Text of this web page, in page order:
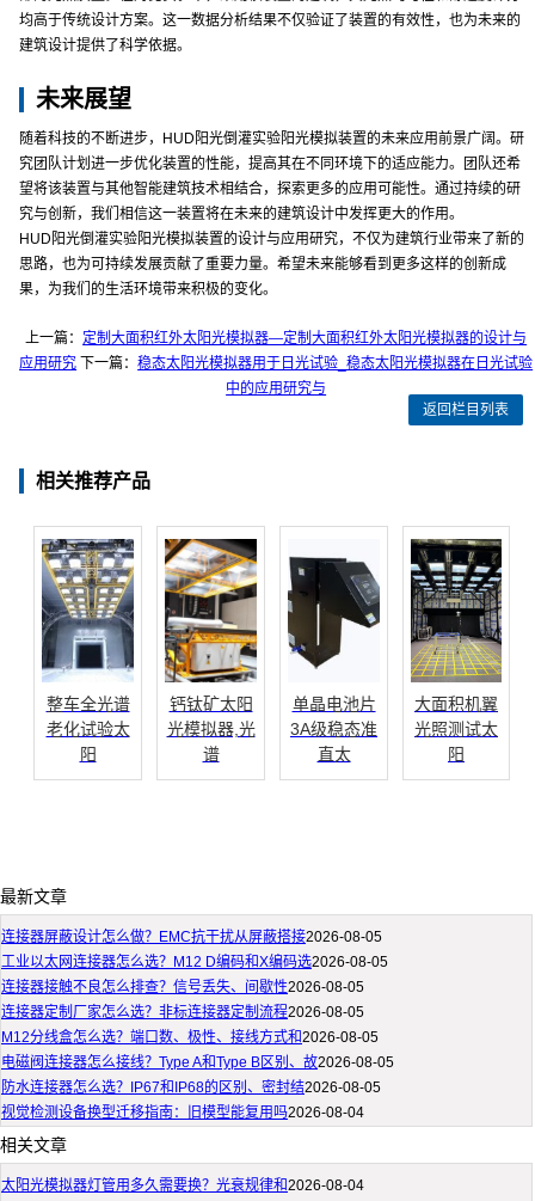
均高于传统设计方案。这一数据分析结果不仅验证了装置的有效性，也为未来的
建筑设计提供了科学依据。
未来展望
随着科技的不断进步，HUD阳光倒灌实验阳光模拟装置的未来应用前景广阔。研
究团队计划进一步优化装置的性能，提高其在不同环境下的适应能力。团队还希
望将该装置与其他智能建筑技术相结合，探索更多的应用可能性。通过持续的研
究与创新，我们相信这一装置将在未来的建筑设计中发挥更大的作用。
HUD阳光倒灌实验阳光模拟装置的设计与应用研究，不仅为建筑行业带来了新的
思路，也为可持续发展贡献了重要力量。希望未来能够看到更多这样的创新成
果，为我们的生活环境带来积极的变化。
上一篇： 定制大面积红外太阳光模拟器—定制大面积红外太阳光模拟器的设计与
应用研究 下一篇：稳态太阳光模拟器用于日光试验_稳态太阳光模拟器在日光试验
中的应用研究与
返回栏目列表
相关推荐产品
整车全光谱
老化试验太
阳
钙钛矿太阳
光模拟器,光
谱
单晶电池片
3A级稳态准
直太
大面积机翼
光照测试太
阳
最新文章
连接器屏蔽设计怎么做？EMC抗干扰从屏蔽搭接2026-08-05
工业以太网连接器怎么选？M12 D编码和X编码选2026-08-05
连接器接触不良怎么排查？信号丢失、间歇性2026-08-05
连接器定制厂家怎么选？非标连接器定制流程2026-08-05
M12分线盒怎么选？端口数、极性、接线方式和2026-08-05
电磁阀连接器怎么接线？Type A和Type B区别、故2026-08-05
防水连接器怎么选？IP67和IP68的区别、密封结2026-08-05
视觉检测设备换型迁移指南：旧模型能复用吗2026-08-04
相关文章
太阳光模拟器灯管用多久需要换？光衰规律和2026-08-04